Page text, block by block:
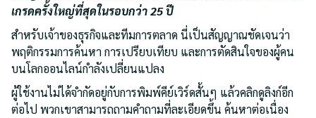
เกรดครั้งใหญ่ที่สุดในรอบกว่า 25 ปี
สำหรับเจ้าของธุรกิจและทีมการตลาด นี่เป็นสัญญาณชัดเจนว่า
พฤติกรรมการค้นหา การเปรียบเทียบ และการตัดสินใจของผู้คน
บนโลกออนไลน์กำลังเปลี่ยนแปลง
ผู้ใช้งานไม่ได้จำกัดอยู่กับการพิมพ์คีย์เวิร์ดสั้นๆ แล้วคลิกดูลิงก์อีก
ต่อไป พวกเขาสามารถถามคำถามที่ละเอียดขึ้น ค้นหาต่อเนื่อง